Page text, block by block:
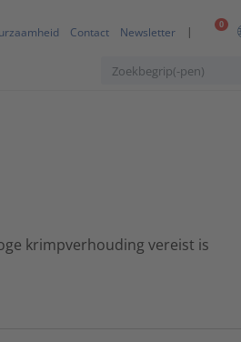
0
Contact Newsletter
krimpverhouding vereist is